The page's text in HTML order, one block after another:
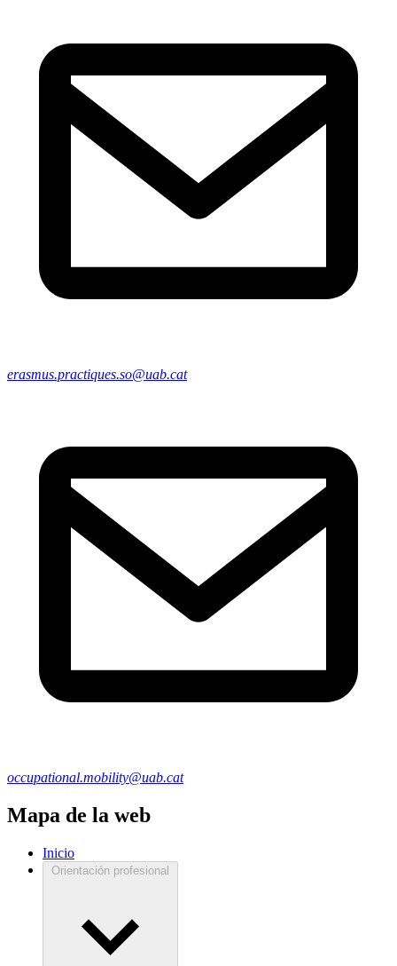
erasmus.practiques.so@uab.cat
occupational.mobility@uab.cat
Mapa de la web
Inicio
Orientación profesional